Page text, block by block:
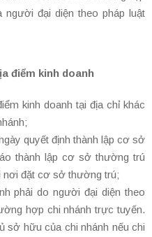
đại diện theo pháp luật
điểm kinh doanh
kinh doanh tại địa chỉ khác
quyết định thành lập cơ sở
thành lập cơ sở thường trú
nơi đặt cơ sở thường trú;
phải do người đại diện theo
hợp chi nhánh trực tuyến.
hữu của chi nhánh nếu chi